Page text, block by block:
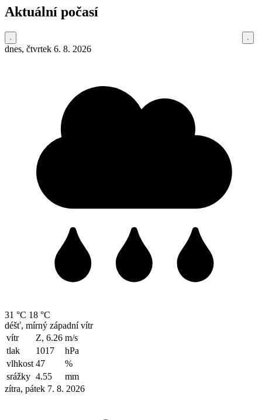
Aktuální počasí
dnes, čtvrtek 6. 8. 2026
31 °C 18 °C
déšť, mírný západní vítr
vítr
Z, 6.26 m/s
tlak
1017
hPa
vlhkost 47
%
srážky 4.55
mm
zítra, pátek 7. 8. 2026